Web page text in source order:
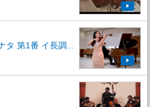
タ 第1番 イ長調...